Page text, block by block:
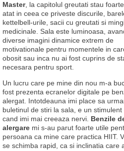
Master, la capitolul greutati stau
atat in ceea ce priveste discurile,
kettelbell-urile, sacii cu greutati si
medicinale. Sala este luminoasa,
diverse imagini dinamice extrem de
motivationale pentru momentele in
obosit sau inca nu ai fost cuprins de
necesara pentru sport.
Un lucru care pe mine din nou m-a
fost prezenta ecranelor digitale pe
alergat. Intotdeauna imi place sa
buletinul de stiri la sala, e un stimulent
cand imi mai creeaza nervi. Benzile
alergaremi s-au parut foarte utile
persoana ca mine care practica HIIT.
se schimba rapid, ca si inclinatia care